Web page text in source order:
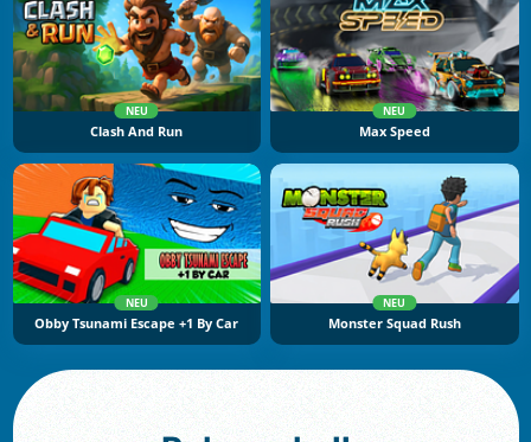
NEU
Clash And Run
NEU
Max Speed
NEU
Obby Tsunami Escape +1 By Car
NEU
Monster Squad Rush